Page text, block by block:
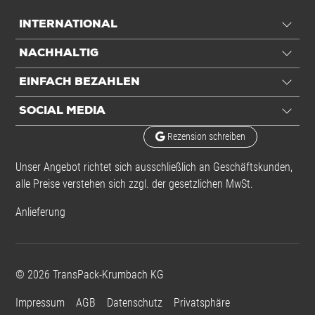
Inhalt
Einheiten
VE: 1 VE / 0,702 kg
INTERNATIONAL
NACHHALTIG
EINFACH BEZAHLEN
SOCIAL MEDIA
Rezension schreiben
Unser Angebot richtet sich ausschließlich an Geschäftskunden,
alle Preise verstehen sich zzgl. der gesetzlichen MwSt.
Anlieferung
© 2026 TransPack-Krumbach KG
Impressum AGB Datenschutz Privatsphäre